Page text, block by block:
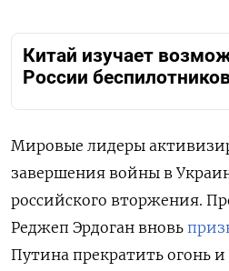
Китай изучает
России
Мировые лидеры
завершения войны в
российского вторжения.
Реджеп Эрдоган вновь
Путина прекратить огонь и